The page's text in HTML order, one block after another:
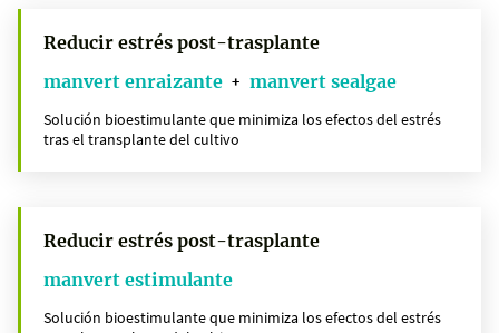
Reducir estrés post-trasplante
manvert enraizante + manvert sealgae
Solución bioestimulante que minimiza los efectos del estrés
tras el transplante del cultivo
Reducir estrés post-trasplante
manvert estimulante
Solución bioestimulante que minimiza los efectos del estrés